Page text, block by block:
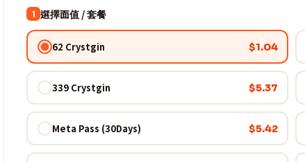
1 選擇面值 / 套餐
62 Crystgin $1.04
339 Crystgin $5.37
Meta Pass (30Days) $5.42